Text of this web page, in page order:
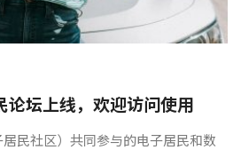
论坛上线，欢迎访问使用
民社区）共同参与的电子居民和数